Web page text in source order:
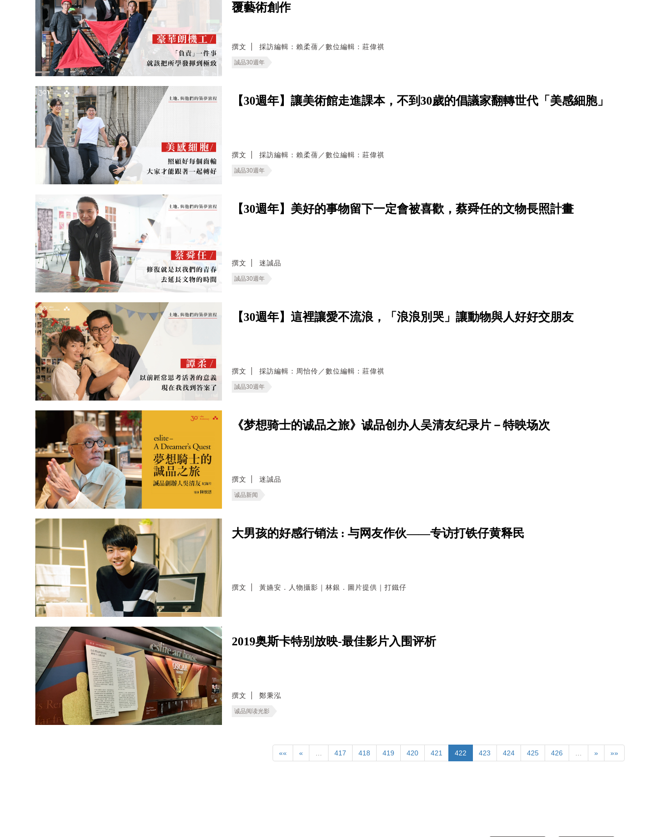
覆藝術創作
撰文 採訪編輯：賴柔蒨／數位編輯：莊偉祺
誠品30週年
【30週年】讓美術館走進課本，不到30歲的倡議家翻轉世代「美感細胞」
撰文 採訪編輯：賴柔蒨／數位編輯：莊偉祺
誠品30週年
【30週年】美好的事物留下一定會被喜歡，蔡舜任的文物長照計畫
撰文 迷誠品
誠品30週年
【30週年】這裡讓愛不流浪，「浪浪別哭」讓動物與人好好交朋友
撰文 採訪編輯：周怡伶／數位編輯：莊偉祺
誠品30週年
《梦想骑士的诚品之旅》诚品创办人吴清友纪录片－特映场次
撰文 迷誠品
诚品新闻
大男孩的好感行销法 : 与网友作伙——专访打铁仔黄释民
撰文 黃嬿安．人物攝影｜林銀．圖片提供｜打鐵仔
2019奥斯卡特别放映-最佳影片入围评析
撰文 鄭秉泓
诚品阅读光影
«« « … 417 418 419 420 421 422 423 424 425 426 … » »»